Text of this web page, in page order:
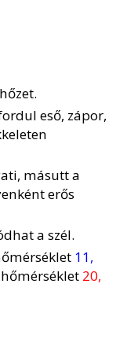
eső, zápor,
másutt a
erős
a szél.
11,
20,